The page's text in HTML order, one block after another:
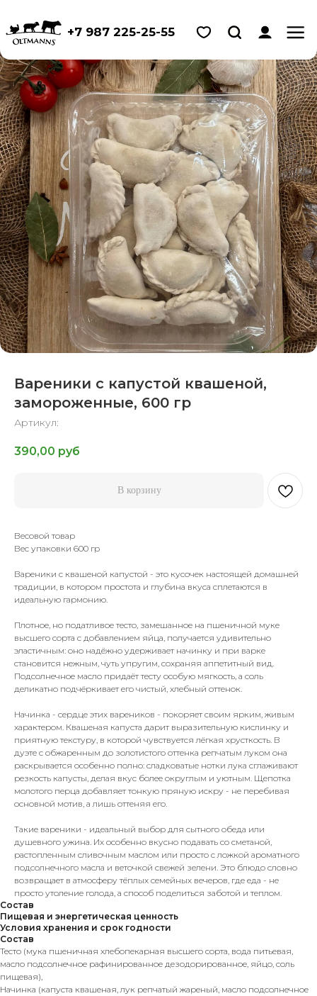
+7 987 225-25-55
Вареники с капустой квашеной,
замороженные, 600 гр
Артикул:
390,00 руб
В корзину
Весовой товар
Вес упаковки 600 гр
Вареники с квашеной капустой - это кусочек настоящей домашней
традиции, в котором простота и глубина вкуса сплетаются в
идеальную гармонию.
Плотное, но податливое тесто, замешанное на пшеничной муке
высшего сорта с добавлением яйца, получается удивительно
эластичным: оно надёжно удерживает начинку и при варке
становится нежным, чуть упругим, сохраняя аппетитный вид.
Подсолнечное масло придаёт тесту особую мягкость, а соль
деликатно подчёркивает его чистый, хлебный оттенок.
Начинка - сердце этих вареников - покоряет своим ярким, живым
характером. Квашеная капуста дарит выразительную кислинку и
приятную текстуру, в которой чувствуется лёгкая хрусткость. В
дуэте с обжаренным до золотистого оттенка репчатым луком она
раскрывается особенно полно: сладковатые нотки лука сглаживают
резкость капусты, делая вкус более округлым и уютным. Щепотка
молотого перца добавляет тонкую пряную искру - не перебивая
основной мотив, а лишь оттеняя его.
Такие вареники - идеальный выбор для сытного обеда или
душевного ужина. Их особенно вкусно подавать со сметаной,
растопленным сливочным маслом или просто с ложкой ароматного
подсолнечного масла и веточкой свежей зелени. Это блюдо словно
возвращает в атмосферу тёплых семейных вечеров, где еда - не
просто утоление голода, а способ поделиться заботой и теплом.
Состав
Пищевая и энергетическая ценность
Условия хранения и срок годности
Состав
Тесто (мука пшеничная хлебопекарная высшего сорта, вода питьевая,
масло подсолнечное рафинированное дезодорированное, яйцо, соль
пищевая),
Начинка (капуста квашеная, лук репчатый жареный, масло подсолнечное